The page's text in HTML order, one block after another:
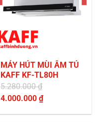
MÁY HÚT MÙI ÂM TỦ
KAFF KF-TL80H
5.280.000₫
Giá
4.000.000₫